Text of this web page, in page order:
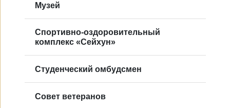
Музей
Спортивно-оздоровительный
комплекс «Сейхун»
Студенческий омбудсмен
Совет ветеранов